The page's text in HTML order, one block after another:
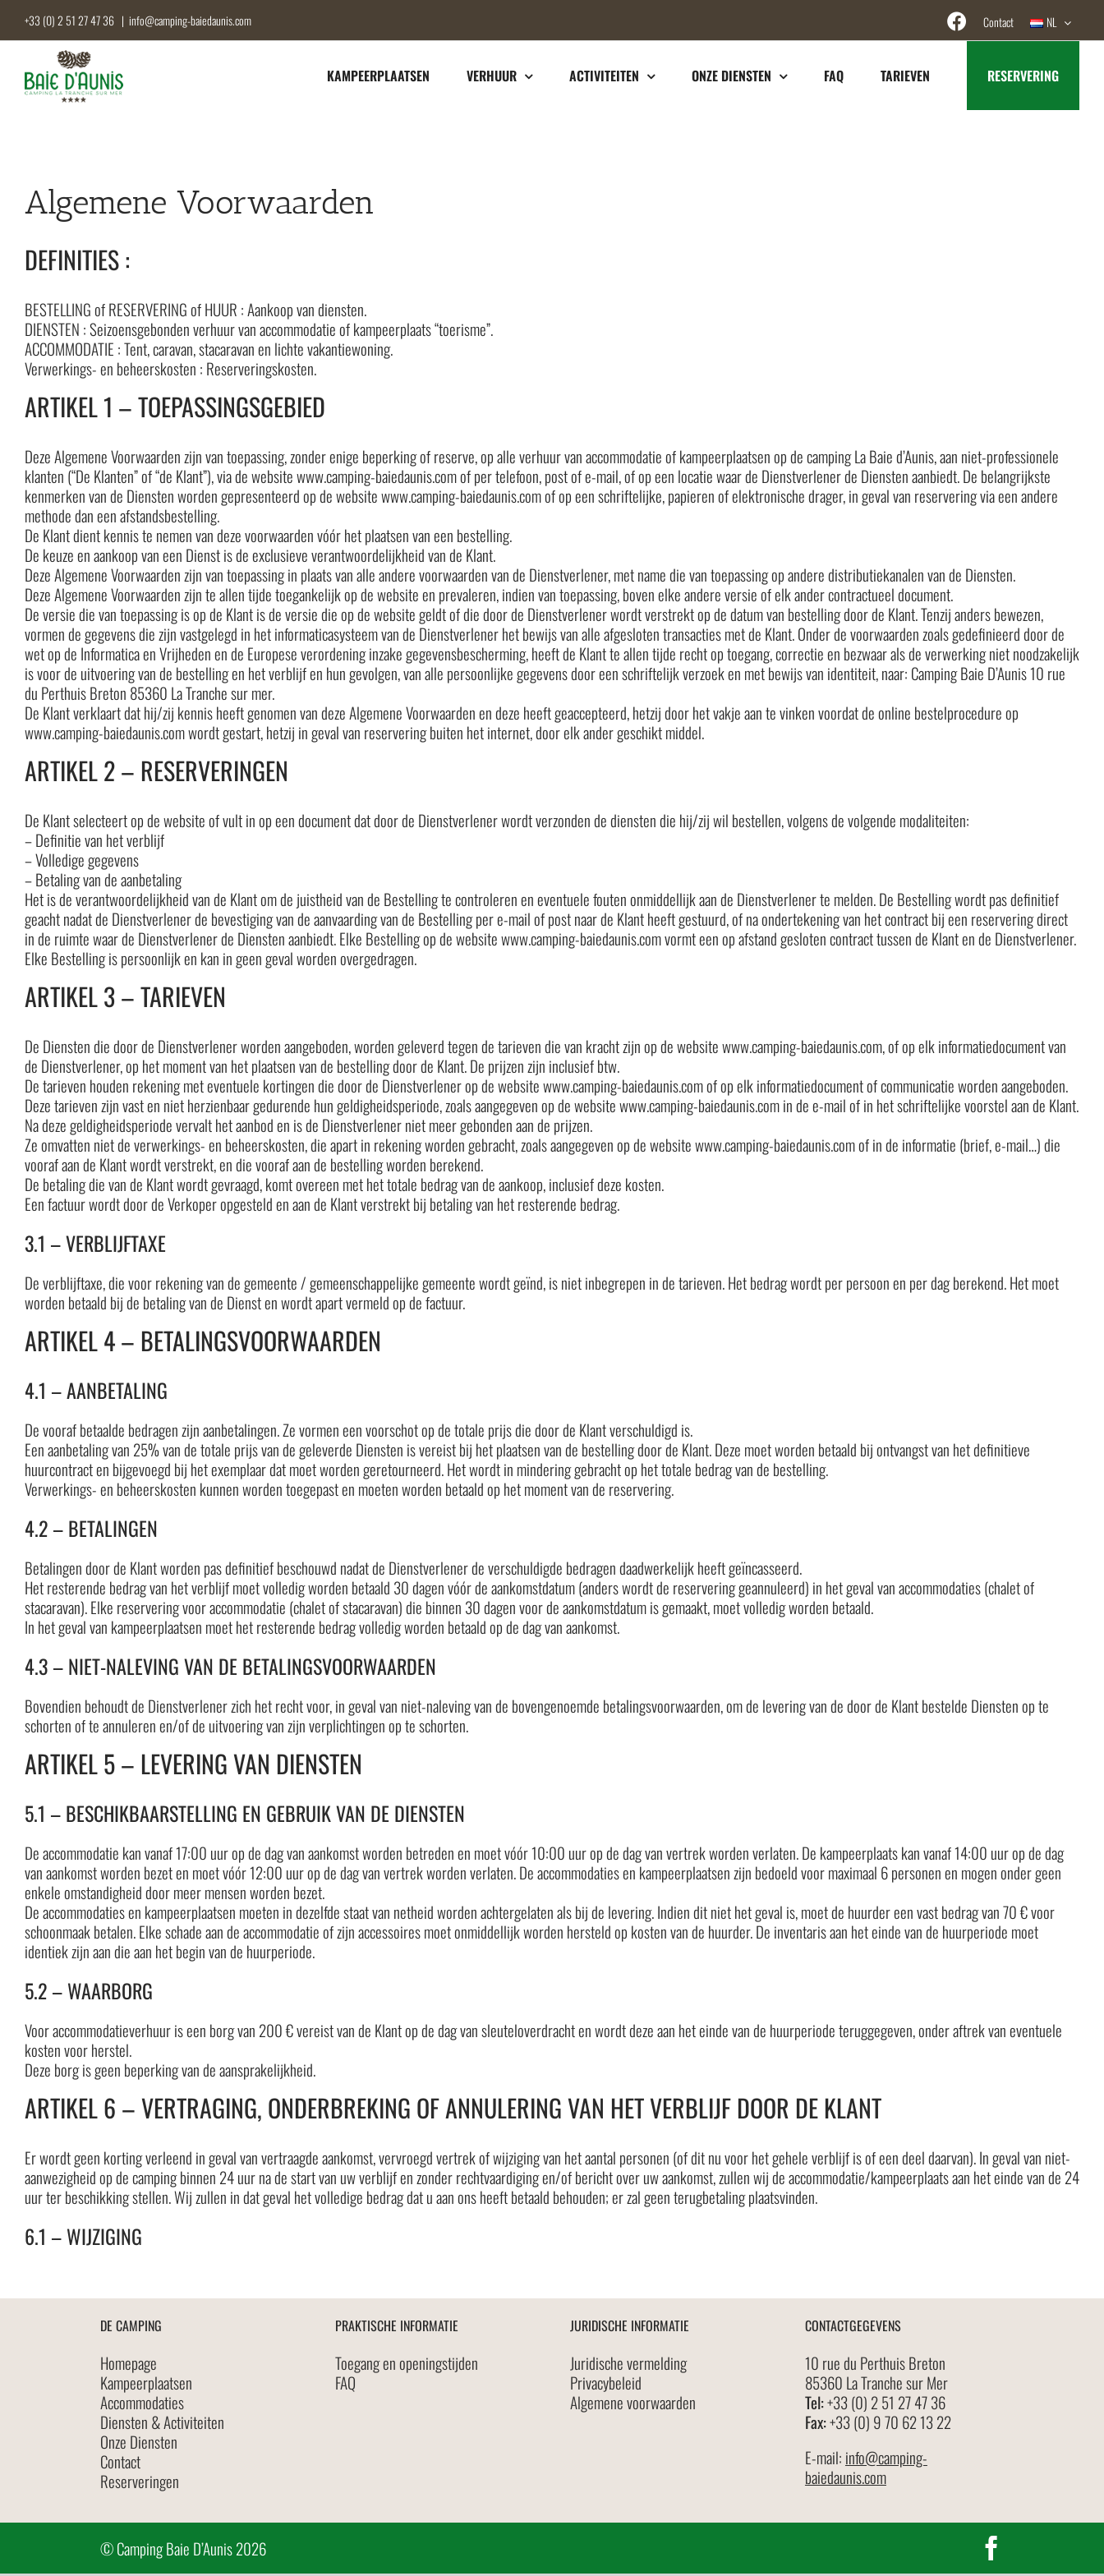
content
+33 (0) 2 51 27 47 36 | info@camping-baiedaunis.com Contact NL
KAMPEERPLAATSEN VERHUUR ACTIVITEITEN ONZE DIENSTEN FAQ TARIEVEN RESERVERING
Algemene Voorwaarden
DEFINITIES :
BESTELLING of RESERVERING of HUUR : Aankoop van diensten.
DIENSTEN : Seizoensgebonden verhuur van accommodatie of kampeerplaats “toerisme”.
ACCOMMODATIE : Tent, caravan, stacaravan en lichte vakantiewoning.
Verwerkings- en beheerskosten : Reserveringskosten.
ARTIKEL 1 – TOEPASSINGSGEBIED
Deze Algemene Voorwaarden zijn van toepassing, zonder enige beperking of reserve, op alle verhuur van accommodatie of kampeerplaatsen op de camping La Baie d’Aunis, aan niet-professionele
klanten (“De Klanten” of “de Klant”), via de website www.camping-baiedaunis.com of per telefoon, post of e-mail, of op een locatie waar de Dienstverlener de Diensten aanbiedt. De belangrijkste
kenmerken van de Diensten worden gepresenteerd op de website www.camping-baiedaunis.com of op een schriftelijke, papieren of elektronische drager, in geval van reservering via een andere
methode dan een afstandsbestelling.
De Klant dient kennis te nemen van deze voorwaarden vóór het plaatsen van een bestelling.
De keuze en aankoop van een Dienst is de exclusieve verantwoordelijkheid van de Klant.
Deze Algemene Voorwaarden zijn van toepassing in plaats van alle andere voorwaarden van de Dienstverlener, met name die van toepassing op andere distributiekanalen van de Diensten.
Deze Algemene Voorwaarden zijn te allen tijde toegankelijk op de website en prevaleren, indien van toepassing, boven elke andere versie of elk ander contractueel document.
De versie die van toepassing is op de Klant is de versie die op de website geldt of die door de Dienstverlener wordt verstrekt op de datum van bestelling door de Klant. Tenzij anders bewezen,
vormen de gegevens die zijn vastgelegd in het informaticasysteem van de Dienstverlener het bewijs van alle afgesloten transacties met de Klant. Onder de voorwaarden zoals gedefinieerd door de
wet op de Informatica en Vrijheden en de Europese verordening inzake gegevensbescherming, heeft de Klant te allen tijde recht op toegang, correctie en bezwaar als de verwerking niet noodzakelijk
is voor de uitvoering van de bestelling en het verblijf en hun gevolgen, van alle persoonlijke gegevens door een schriftelijk verzoek en met bewijs van identiteit, naar: Camping Baie D’Aunis 10 rue
du Perthuis Breton 85360 La Tranche sur mer.
De Klant verklaart dat hij/zij kennis heeft genomen van deze Algemene Voorwaarden en deze heeft geaccepteerd, hetzij door het vakje aan te vinken voordat de online bestelprocedure op
www.camping-baiedaunis.com wordt gestart, hetzij in geval van reservering buiten het internet, door elk ander geschikt middel.
ARTIKEL 2 – RESERVERINGEN
De Klant selecteert op de website of vult in op een document dat door de Dienstverlener wordt verzonden de diensten die hij/zij wil bestellen, volgens de volgende modaliteiten:
– Definitie van het verblijf
– Volledige gegevens
– Betaling van de aanbetaling
Het is de verantwoordelijkheid van de Klant om de juistheid van de Bestelling te controleren en eventuele fouten onmiddellijk aan de Dienstverlener te melden. De Bestelling wordt pas definitief
geacht nadat de Dienstverlener de bevestiging van de aanvaarding van de Bestelling per e-mail of post naar de Klant heeft gestuurd, of na ondertekening van het contract bij een reservering direct
in de ruimte waar de Dienstverlener de Diensten aanbiedt. Elke Bestelling op de website www.camping-baiedaunis.com vormt een op afstand gesloten contract tussen de Klant en de Dienstverlener.
Elke Bestelling is persoonlijk en kan in geen geval worden overgedragen.
ARTIKEL 3 – TARIEVEN
De Diensten die door de Dienstverlener worden aangeboden, worden geleverd tegen de tarieven die van kracht zijn op de website www.camping-baiedaunis.com, of op elk informatiedocument van
de Dienstverlener, op het moment van het plaatsen van de bestelling door de Klant. De prijzen zijn inclusief btw.
De tarieven houden rekening met eventuele kortingen die door de Dienstverlener op de website www.camping-baiedaunis.com of op elk informatiedocument of communicatie worden aangeboden.
Deze tarieven zijn vast en niet herzienbaar gedurende hun geldigheidsperiode, zoals aangegeven op de website www.camping-baiedaunis.com in de e-mail of in het schriftelijke voorstel aan de Klant.
Na deze geldigheidsperiode vervalt het aanbod en is de Dienstverlener niet meer gebonden aan de prijzen.
Ze omvatten niet de verwerkings- en beheerskosten, die apart in rekening worden gebracht, zoals aangegeven op de website www.camping-baiedaunis.com of in de informatie (brief, e-mail…) die
vooraf aan de Klant wordt verstrekt, en die vooraf aan de bestelling worden berekend.
De betaling die van de Klant wordt gevraagd, komt overeen met het totale bedrag van de aankoop, inclusief deze kosten.
Een factuur wordt door de Verkoper opgesteld en aan de Klant verstrekt bij betaling van het resterende bedrag.
3.1 – VERBLIJFTAXE
De verblijftaxe, die voor rekening van de gemeente / gemeenschappelijke gemeente wordt geïnd, is niet inbegrepen in de tarieven. Het bedrag wordt per persoon en per dag berekend. Het moet
worden betaald bij de betaling van de Dienst en wordt apart vermeld op de factuur.
ARTIKEL 4 – BETALINGSVOORWAARDEN
4.1 – AANBETALING
De vooraf betaalde bedragen zijn aanbetalingen. Ze vormen een voorschot op de totale prijs die door de Klant verschuldigd is.
Een aanbetaling van 25% van de totale prijs van de geleverde Diensten is vereist bij het plaatsen van de bestelling door de Klant. Deze moet worden betaald bij ontvangst van het definitieve
huurcontract en bijgevoegd bij het exemplaar dat moet worden geretourneerd. Het wordt in mindering gebracht op het totale bedrag van de bestelling.
Verwerkings- en beheerskosten kunnen worden toegepast en moeten worden betaald op het moment van de reservering.
4.2 – BETALINGEN
Betalingen door de Klant worden pas definitief beschouwd nadat de Dienstverlener de verschuldigde bedragen daadwerkelijk heeft geïncasseerd.
Het resterende bedrag van het verblijf moet volledig worden betaald 30 dagen vóór de aankomstdatum (anders wordt de reservering geannuleerd) in het geval van accommodaties (chalet of
stacaravan). Elke reservering voor accommodatie (chalet of stacaravan) die binnen 30 dagen voor de aankomstdatum is gemaakt, moet volledig worden betaald.
In het geval van kampeerplaatsen moet het resterende bedrag volledig worden betaald op de dag van aankomst.
4.3 – NIET-NALEVING VAN DE BETALINGSVOORWAARDEN
Bovendien behoudt de Dienstverlener zich het recht voor, in geval van niet-naleving van de bovengenoemde betalingsvoorwaarden, om de levering van de door de Klant bestelde Diensten op te
schorten of te annuleren en/of de uitvoering van zijn verplichtingen op te schorten.
ARTIKEL 5 – LEVERING VAN DIENSTEN
5.1 – BESCHIKBAARSTELLING EN GEBRUIK VAN DE DIENSTEN
De accommodatie kan vanaf 17:00 uur op de dag van aankomst worden betreden en moet vóór 10:00 uur op de dag van vertrek worden verlaten. De kampeerplaats kan vanaf 14:00 uur op de dag
van aankomst worden bezet en moet vóór 12:00 uur op de dag van vertrek worden verlaten. De accommodaties en kampeerplaatsen zijn bedoeld voor maximaal 6 personen en mogen onder geen
enkele omstandigheid door meer mensen worden bezet.
De accommodaties en kampeerplaatsen moeten in dezelfde staat van netheid worden achtergelaten als bij de levering. Indien dit niet het geval is, moet de huurder een vast bedrag van 70 € voor
schoonmaak betalen. Elke schade aan de accommodatie of zijn accessoires moet onmiddellijk worden hersteld op kosten van de huurder. De inventaris aan het einde van de huurperiode moet
identiek zijn aan die aan het begin van de huurperiode.
5.2 – WAARBORG
Voor accommodatieverhuur is een borg van 200 € vereist van de Klant op de dag van sleuteloverdracht en wordt deze aan het einde van de huurperiode teruggegeven, onder aftrek van eventuele
kosten voor herstel.
Deze borg is geen beperking van de aansprakelijkheid.
ARTIKEL 6 – VERTRAGING, ONDERBREKING OF ANNULERING VAN HET VERBLIJF DOOR DE KLANT
Er wordt geen korting verleend in geval van vertraagde aankomst, vervroegd vertrek of wijziging van het aantal personen (of dit nu voor het gehele verblijf is of een deel daarvan). In geval van niet-
aanwezigheid op de camping binnen 24 uur na de start van uw verblijf en zonder rechtvaardiging en/of bericht over uw aankomst, zullen wij de accommodatie/kampeerplaats aan het einde van de 24
uur ter beschikking stellen. Wij zullen in dat geval het volledige bedrag dat u aan ons heeft betaald behouden; er zal geen terugbetaling plaatsvinden.
6.1 – WIJZIGING
DE CAMPING
Homepage
Kampeerplaatsen
Accommodaties
Diensten & Activiteiten
Onze Diensten
Contact
Reserveringen
PRAKTISCHE INFORMATIE
Toegang en openingstijden
FAQ
JURIDISCHE INFORMATIE
Juridische vermelding
Privacybeleid
Algemene voorwaarden
CONTACTGEGEVENS
10 rue du Perthuis Breton
85360 La Tranche sur Mer
Tel:+33 (0) 2 51 27 47 36
Fax:+33 (0) 9 70 62 13 22
E-mail: info@camping-
baiedaunis.com
© Camping Baie D’Aunis 2026